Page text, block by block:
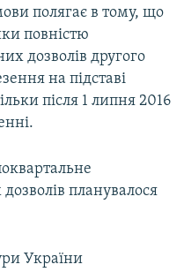
полягає в тому, що
повністю
дозволів другого
на підставі
після 1 липня 2016
планувалося
України